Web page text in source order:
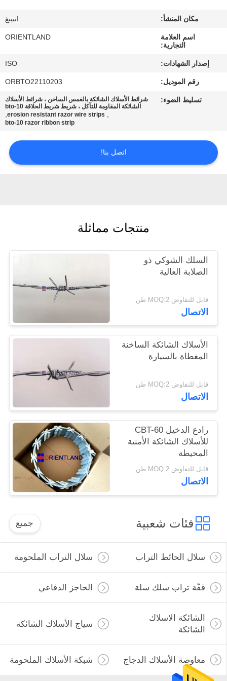
مراقبة
الجودة
اطلب
PRIVACY
POLICY
مكان المنشأ: انبينغ
اسم العلامة
التجارية:
ORIENTLAND
إصدار الشهادات: ISO
رقم الموديل: ORBTO22110203
تسليط الضوء:
شرائط الأسلاك الشائكة بالغمس الساخن ، شرائط الأسلاك
الشائكة المقاومة للتآكل ، شريط شريط الحلاقة bto-10
,
erosion resistant razor wire strips
,
bto-10 razor ribbon strip
اتصل بنا!
منتجات مماثلة
السلك الشوكي ذو
الصلابة العالية
قابل للتفاوض MOQ:2 طن
الاتصال
الأسلاك الشائكة الساخنة
المغطاة بالسيارة
قابل للتفاوض MOQ:2 طن
الاتصال
رادع الدخيل CBT-60
للأسلاك الشائكة الأمنية
المحيطة
قابل للتفاوض MOQ:2 طن
الاتصال
فئات شعبية جميع
سلال الحائط التراب سلال التراب الملحومة
قفّة تراب سلك سلة الحاجز الدفاعي
الشائكة الاسلاك
الشائكة
سياج الأسلاك الشائكة
معاوضة الأسلاك الدجاج شبكة الأسلاك الملحومة